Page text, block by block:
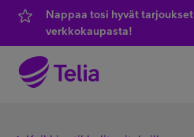
Nappaa tosi hyvät tarjoukset
verkkokaupasta!